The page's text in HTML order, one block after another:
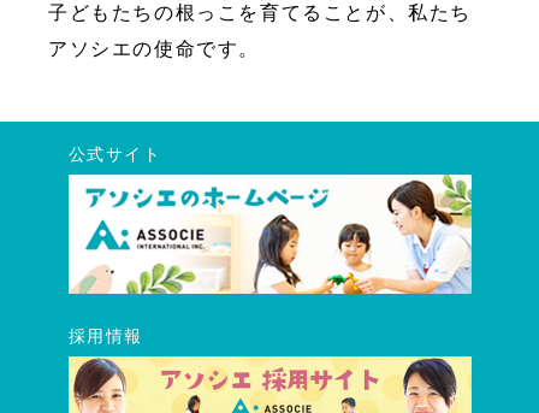
子どもたちの根っこを育てることが、私たち
アソシエの使命です。
公式サイト
採用情報